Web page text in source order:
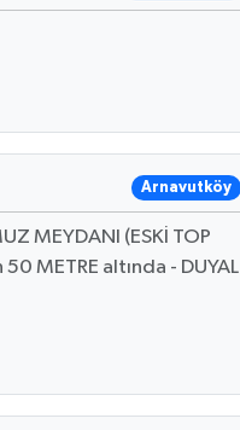
Arnavutköy
MEYDANI (ESKİ TOP
50 METRE altında - DUYAL